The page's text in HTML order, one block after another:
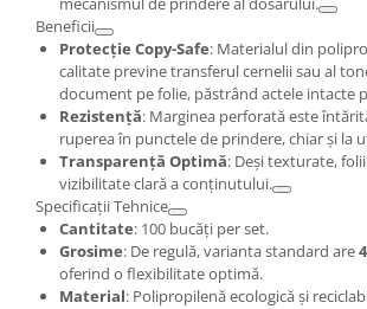
Beneficii
Protecție Copy-Safe: Materialul din
calitate previne transferul cernelii sau al
document pe folie, păstrând actele intacte
Rezistență: Marginea perforată este
ruperea în punctele de prindere, chiar și la
Transparență Optimă: Deși texturate,
vizibilitate clară a conținutului.
Specificații Tehnice
Cantitate: 100 bucăți per set.
Grosime: De regulă, varianta standard are
oferind o flexibilitate optimă.
Material: Polipropilenă ecologică și